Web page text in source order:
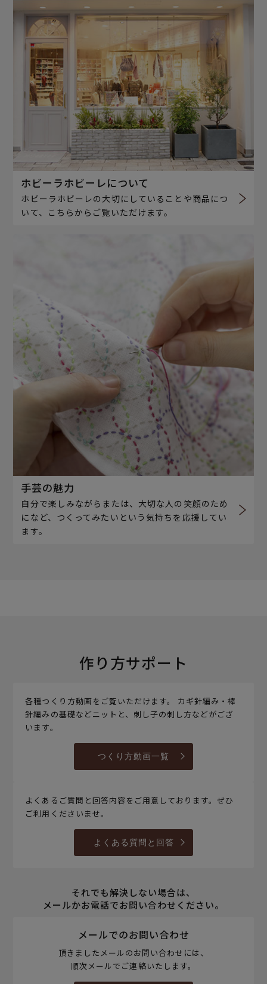
ホビーラホビーレについて
ホビーラホビーレの大切にしていることや商品につ
いて、こちらからご覧いただけます。
手芸の魅力
自分で楽しみながらまたは、大切な人の笑顔のため
になど、つくってみたいという気持ちを応援してい
ます。
作り方サポート
各種つくり方動画をご覧いただけます。 カギ針編み・棒
針編みの基礎などニットと、刺し子の刺し方などがござ
います。
つくり方動画一覧
よくあるご質問と回答内容をご用意しております。ぜひ
ご利用くださいませ。
よくある質問と回答
それでも解決しない場合は、
メールかお電話でお問い合わせください。
メールでのお問い合わせ
頂きましたメールのお問い合わせには、
順次メールでご連絡いたします。